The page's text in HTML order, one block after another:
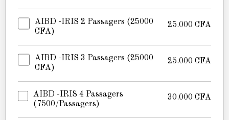
AIBD -IRIS 2 Passagers (25000
CFA)
25.000 CFA
AIBD -IRIS 3 Passagers (25000
CFA)
25.000 CFA
AIBD -IRIS 4 Passagers
(7500/passagers)
30.000 CFA